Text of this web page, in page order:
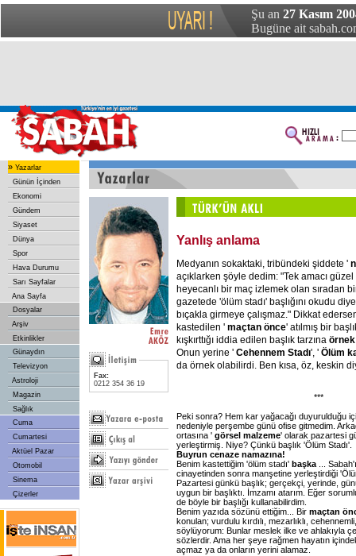
Şu an 27 Kasım
Bugüne ait
» Yazarlar
Günün İçinden
Ekonomi
Gündem
Siyaset
Dünya
Spor
Hava Durumu
Sarı Sayfalar
Ana Sayfa
Dosyalar
Arşiv
Etkinlikler
Günaydın
Televizyon
Astroloji
Magazin
Sağlık
Cuma
Cumartesi
Aktüel Pazar
Otomobil
Sinema
Çizerler
Fax:
0212 354 36 19
Yanlış anlama
Medyanın sokaktaki, tribündeki şiddete '
açıklarken şöyle dedim: "Tek amacı
heyecanlı bir maç izlemek olan sıradan
gazetede 'ölüm stadı' başlığını okudu
bıçakla girmeye çalışmaz." Dikkat
kastedilen ' maçtan önce' atılmış bir
kışkırttığı iddia edilen başlık tarzına örnek
Onun yerine ' Cehennem Stadı', ' Ölüm
da örnek olabilirdi. Ben kısa, öz, keskin
***
Peki sonra? Hem kar yağacağı duyurulduğu
nedeniyle perşembe günü ofise gitmedim.
ortasına ' görsel malzeme' olarak pazartesi
yerleştirmiş. Niye? Çünkü başlık 'Ölüm Stadı'.
Buyrun cenaze namazına!
Benim kastettiğim 'ölüm stadı' başka ...
cinayetinden sonra manşetine yerleştirdiği
Pazartesi günkü başlık; gerçekçi, yerinde,
uygun bir başlıktı. İmzamı atarım. Eğer
de böyle bir başlığı kullanabilirdim.
Benim yazıda sözünü ettiğim... Bir maçtan
konulan; vurdulu kırdılı, mezarlıklı,
söylüyorum: Bunlar meslek ilke ve ahlakıyla
sözlerdir. Ama her şeye rağmen hayatın
açmaz ya da onların yerini alamaz.